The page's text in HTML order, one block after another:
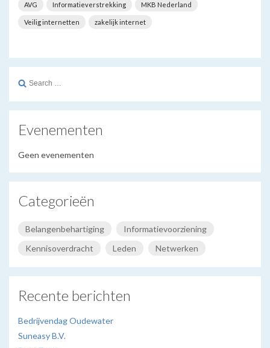
AVG Informatieverstrekking MKB Nederland
Veilig internetten zakelijk internet
Search
Evenementen
Geen evenementen
Categorieën
Belangenbehartiging
Informatievoorziening
Kennisoverdracht
Leden Netwerken
Recente berichten
Bedrijvendag Oudewater
Suneasy B.V.